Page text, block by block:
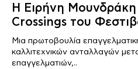
Η Ειρήνη
Crossings του
Μια πρωτοβουλία
καλλιτεχνικών ανταλλαγών
επαγγελματιών,..